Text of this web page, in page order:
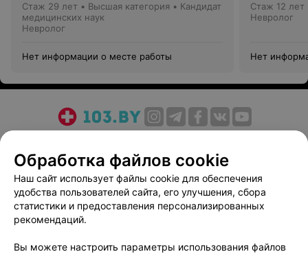
Стаж 29 лет • Высшая категория • Кандидат
медицинских наук
Невролог
Нет информации о месте работы
Стаж 12 лет
Невролог
Нет
Медицинский маркетинг
Публичный договор
Пользовательское соглашение
Способы оплаты
Вакансии
Партнеры
Написать руководителю 103.by
Обработка файлов cookie
Наш сайт использует файлы cookie для обеспечения
удобства пользователей сайта, его улучшения, сбора
статистики и предоставления персонализированных
рекомендаций.
Вы можете настроить параметры использования файлов